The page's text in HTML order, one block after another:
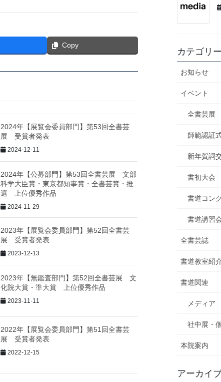
Copy
2024年【展覧会委員部門】第53回全書芸
展 受賞者発表
2024-12-11
2024年【公募部門】第53回全書芸展 文部
科学大臣賞・東京都知事賞・全書芸賞・推
選 上位優秀作品
2024-11-29
2023年【展覧会委員部門】第52回全書芸
展 受賞者発表
2023-12-13
2023年【無鑑査部門】第52回全書芸展 文
化院大賞・準大賞 上位優秀作品
2023-11-11
2022年【展覧会委員部門】第51回全書芸
展 受賞者発表
2022-12-15
カテゴリー
お知らせ
イベント
全書芸展
師範認証
新年賀詞
書初大会
書道コン
書道講習
全書芸誌
書道教室紹
書道関連
メディア
社中展・
本院案内
アーカイブ